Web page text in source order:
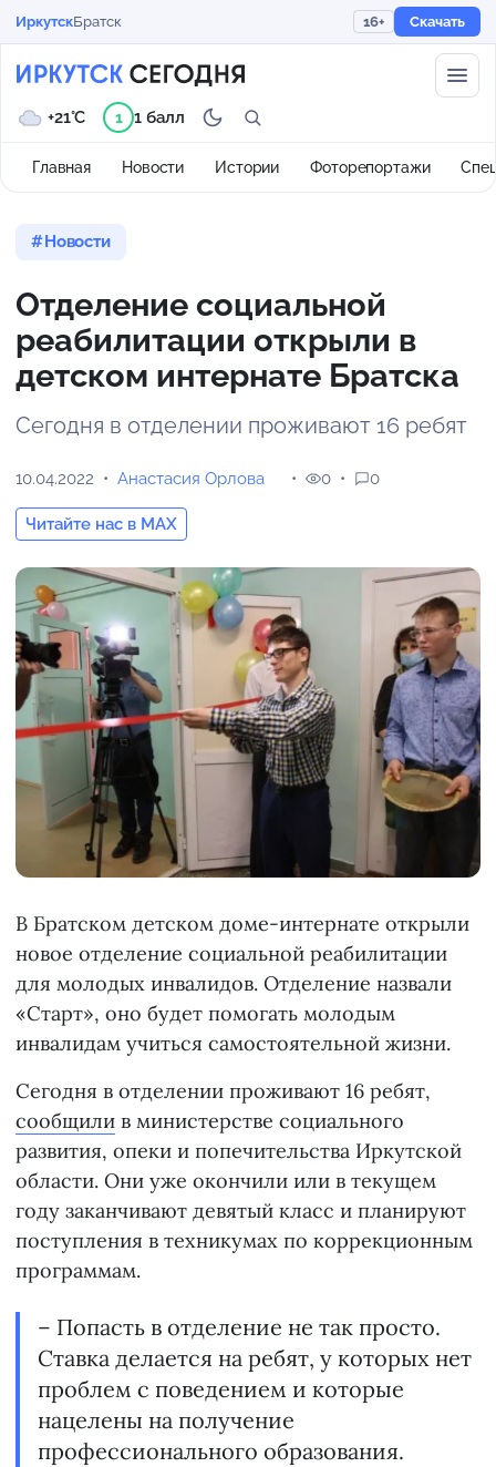
ИркутскБратск 16+ Скачать
Главная Новости Истории Фоторепортажи
+21°C 1 1 балл
Новости
Отделение социальной
реабилитации открыли в
детском интернате Братска
Сегодня в отделении проживают 16 ребят
10.04.2022 Анастасия Орлова
Читайте нас в MAX
0 0
В Братском детском доме-интернате открыли
новое отделение социальной реабилитации
для молодых инвалидов. Отделение назвали
«Старт», оно будет помогать молодым
инвалидам учиться самостоятельной жизни.
Сегодня в отделении проживают 16 ребят,
сообщили в министерстве социального
развития, опеки и попечительства Иркутской
области. Они уже окончили или в текущем
году заканчивают девятый класс и планируют
поступления в техникумах по коррекционным
программам.
– Попасть в отделение не так просто.
Ставка делается на ребят, у которых нет
проблем с поведением и которые
нацелены на получение
профессионального образования.